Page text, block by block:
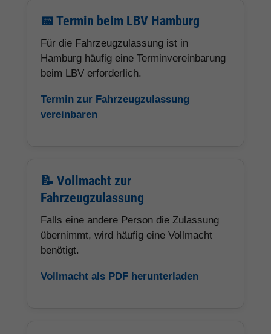
📅 Termin beim LBV Hamburg
Für die Fahrzeugzulassung ist in
Hamburg häufig eine Terminvereinbarung
beim LBV erforderlich.
Termin zur Fahrzeugzulassung
vereinbaren
📝 Vollmacht zur
Fahrzeugzulassung
Falls eine andere Person die Zulassung
übernimmt, wird häufig eine Vollmacht
benötigt.
Vollmacht als PDF herunterladen